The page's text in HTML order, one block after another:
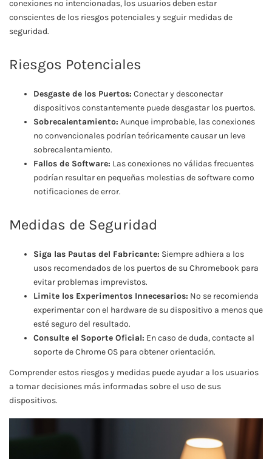
conexiones no intencionadas, los usuarios deben estar
conscientes de los riesgos potenciales y seguir medidas de
seguridad.
Riesgos Potenciales
Desgaste de los Puertos: Conectar y desconectar
dispositivos constantemente puede desgastar los puertos.
Sobrecalentamiento: Aunque improbable, las conexiones
no convencionales podrían teóricamente causar un leve
sobrecalentamiento.
Fallos de Software: Las conexiones no válidas frecuentes
podrían resultar en pequeñas molestias de software como
notificaciones de error.
Medidas de Seguridad
Siga las Pautas del Fabricante: Siempre adhiera a los
usos recomendados de los puertos de su Chromebook para
evitar problemas imprevistos.
Limite los Experimentos Innecesarios: No se recomienda
experimentar con el hardware de su dispositivo a menos que
esté seguro del resultado.
Consulte el Soporte Oficial: En caso de duda, contacte al
soporte de Chrome OS para obtener orientación.
Comprender estos riesgos y medidas puede ayudar a los usuarios
a tomar decisiones más informadas sobre el uso de sus
dispositivos.